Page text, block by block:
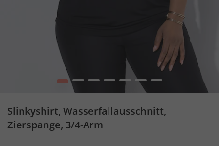
1 2 3 4 5 6 7
Slinkyshirt, Wasserfallausschnitt,
Zierspange, 3/4-Arm